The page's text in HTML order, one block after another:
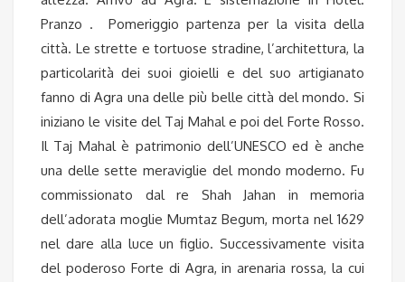
Pranzo .
Pomeriggio partenza per la visita della
città. Le strette e tortuose stradine, l’architettura, la
particolarità dei suoi gioielli e del suo artigianato
fanno di Agra una delle più belle città del mondo. Si
iniziano le visite del Taj Mahal e poi del Forte Rosso.
Il Taj Mahal è patrimonio dell’UNESCO ed è anche
una delle sette meraviglie del mondo moderno. Fu
commissionato dal re Shah Jahan in memoria
dell’adorata moglie Mumtaz Begum, morta nel 1629
nel dare alla luce un figlio. Successivamente visita
del poderoso Forte di Agra, in arenaria rossa, la cui